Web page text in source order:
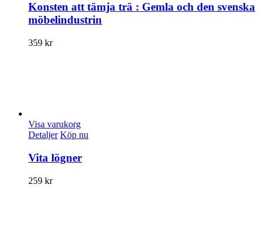
Konsten att tämja trä : Gemla och den svenska
möbelindustrin
359 kr
Visa varukorg
Detaljer Köp nu
Vita lögner
259 kr